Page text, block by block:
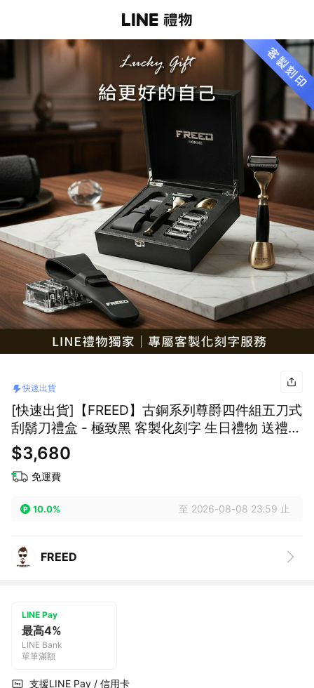
快速出貨
[快速出貨]【FREED】古銅系列尊爵四件組五刀式
刮鬍刀禮盒 - 極致黑 客製化刻字 生日禮物 送禮推
薦 男生禮物 巨蟹座 禮物獨家 新品上市 送給男生
男友禮物 壽星禮物 獅子座
$3,680
免運費
10.0% 至 2026-08-08 23:59 止
FREED
LINE Pay
最高4%
LINE Bank
單筆滿額
支援LINE Pay / 信用卡